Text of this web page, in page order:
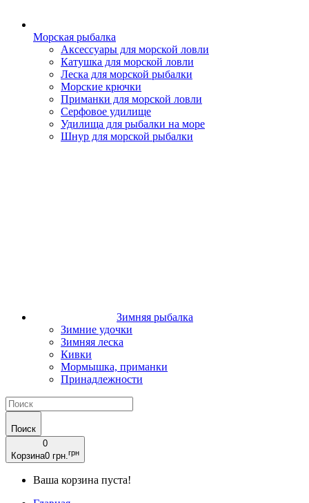
Морская рыбалка
Аксессуары для морской ловли
Катушка для морской ловли
Леска для морской рыбалки
Морские крючки
Приманки для морской ловли
Серфовое удилище
Удилища для рыбалки на море
Шнур для морской рыбалки
Зимняя рыбалка
Зимние удочки
Зимняя леска
Кивки
Мормышка, приманки
Принадлежности
Поиск
0
Корзина0 грн. грн
Ваша корзина пуста!